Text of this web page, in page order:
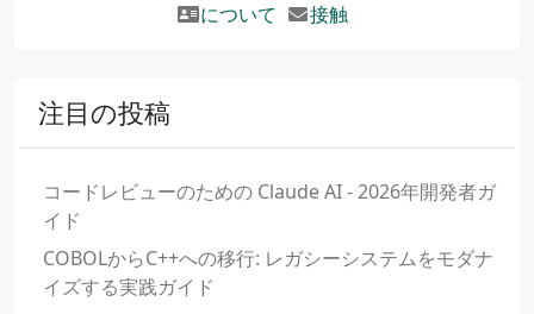
について
接触
注目の投稿
コードレビューのための Claude AI - 2026年開発者ガ
イド
COBOLからC++への移行: レガシーシステムをモダナ
イズする実践ガイド